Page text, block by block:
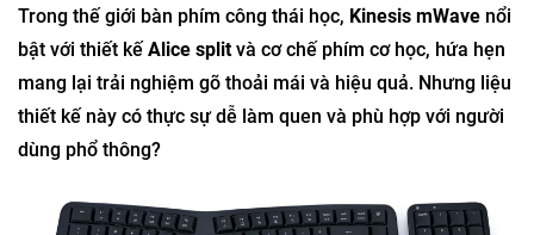
Trong thế giới bàn phím công thái học, Kinesis mWave nổi
bật với thiết kếAlice splitvà cơ chế phím cơ học, hứa hẹn
mang lại trải nghiệm gõ thoải mái và hiệu quả. Nhưng liệu
thiết kế này có thực sự dễ làm quen và phù hợp với người
dùng phổ thông?